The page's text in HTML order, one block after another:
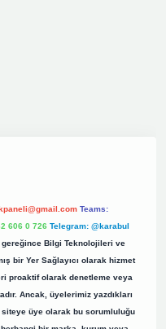
Teams:
606 0 726 Telegram: @karabul
gereğince Bilgi Teknolojileri ve
bir Yer Sağlayıcı olarak hizmet
proaktif olarak denetleme veya
Ancak, üyelerimiz yazdıkları
üye olarak bu sorumluluğu